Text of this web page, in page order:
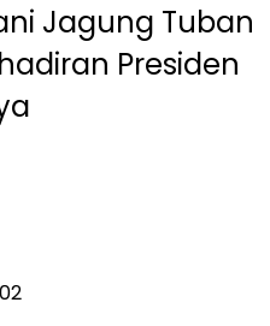
Jagung Tuban
Presiden